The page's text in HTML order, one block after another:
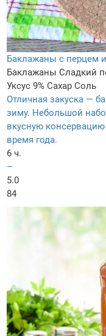
Баклажаны с перцем
Баклажаны Сладкий
Уксус 9% Сахар Соль
Отличная закуска —
зиму. Небольшой
вкусную
время года.
6 ч.
–
5.0
84